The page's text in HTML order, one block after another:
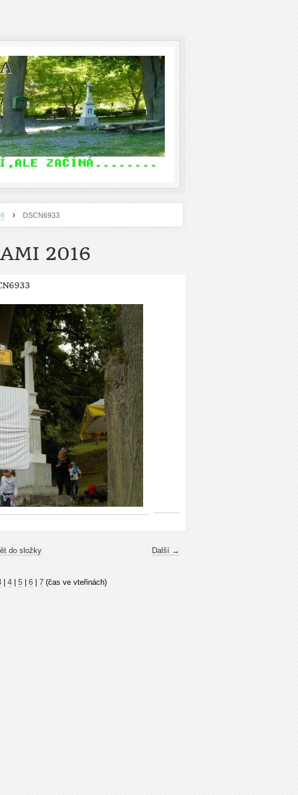
› DSCN6933
2016
Další →
do složky
| 4| 5| 6| 7(čas ve vteřinách)